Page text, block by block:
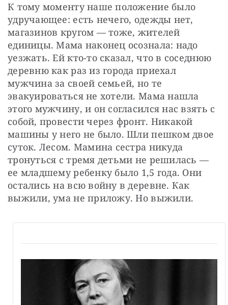
К тому моменту наше положение было
удручающее: есть нечего, одежды нет,
магазинов кругом — тоже, жителей
единицы. Мама наконец осознала: надо
уезжать. Ей кто-то сказал, что в соседнюю
деревню как раз из города приехал
мужчина за своей семьей, но те
эвакуироваться не хотели. Мама нашла
этого мужчину, и он согласился нас взять с
собой, провести через фронт. Никакой
машины у него не было. Шли пешком двое
суток. Лесом. Мамина сестра никуда
тронуться с тремя детьми не решилась —
ее младшему ребенку было 1,5 года. Они
остались на всю войну в деревне. Как
выжили, ума не приложу. Но выжили.